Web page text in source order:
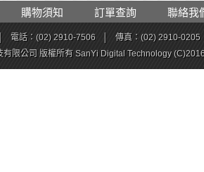
購物須知 訂單查詢 聯絡我
電話：(02) 2910-7506
傳真：(02) 2910-0205
有限公司 版權所有 SanYi Digital Technology